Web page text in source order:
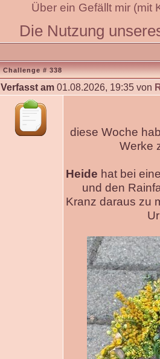
Über ein Gefällt mir (mit
Die Nutzung
Challenge # 338
Verfasst am 01.08.2026, 19:35 von
diese Woche
Werke
Heide hat bei
und den
Kranz daraus zu